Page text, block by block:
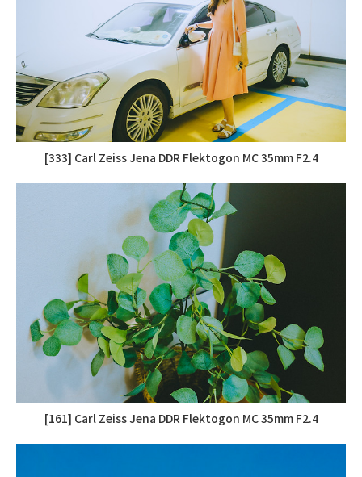
[333] Carl Zeiss Jena DDR Flektogon MC 35mm F2.4
[161] Carl Zeiss Jena DDR Flektogon MC 35mm F2.4